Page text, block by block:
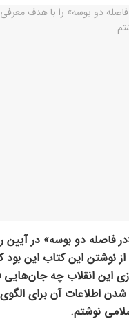
فاصله دو بوسه» در آیین
نوشتن این کتاب این بود
این انقلاب چه
شدن اطلاعات آن برای الگوی
نوشتم.